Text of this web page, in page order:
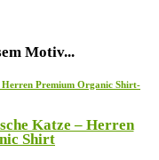
Motiv...
Katze – Herren
Shirt